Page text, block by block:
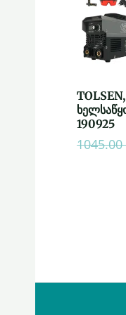
190925
1045.00